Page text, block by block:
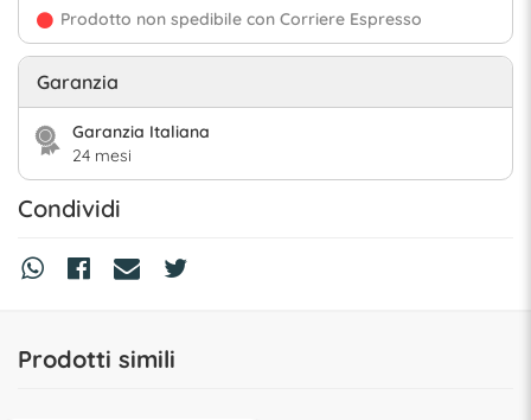
Prodotto non spedibile con Corriere Espresso
Garanzia
Garanzia Italiana
24 mesi
Condividi
Prodotti simili